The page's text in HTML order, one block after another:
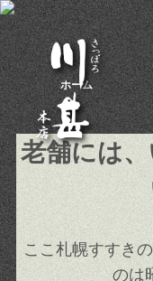
ホーム
老舗には
ここ札幌すすき
のは